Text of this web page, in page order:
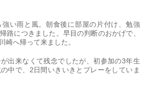
い雨と風。朝食後に部屋の片付け、勉強
路につきました。早目の判断のおかげで、
崎へ帰って来ました。
出来なくて残念でしたが、初参加の3年生
中で、2日間いきいきとプレーをしていま